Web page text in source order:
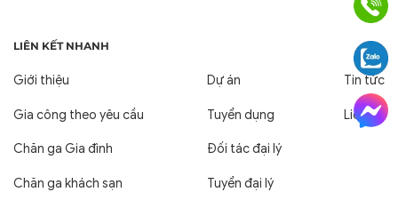
LIÊN KẾT NHANH
Giới thiệu
Gia công theo yêu cầu
Chăn ga Gia đình
Chăn ga khách sạn
Dự án
Tuyển dụng
Đối tác đại lý
Tuyển đại lý
Tin tức
Liên hệ